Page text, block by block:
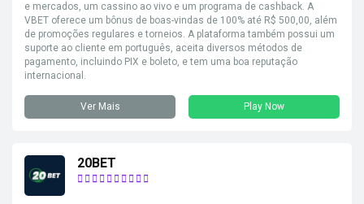
e mercados, um cassino ao vivo e um programa de cashback. A
VBET oferece um bônus de boas-vindas de 100% até R$ 500,00, além
de promoções regulares e torneios. A plataforma também possui um
suporte ao cliente em português, aceita diversos métodos de
pagamento, incluindo PIX e boleto, e tem uma boa reputação
internacional.
Ver Mais Play Now
20BET